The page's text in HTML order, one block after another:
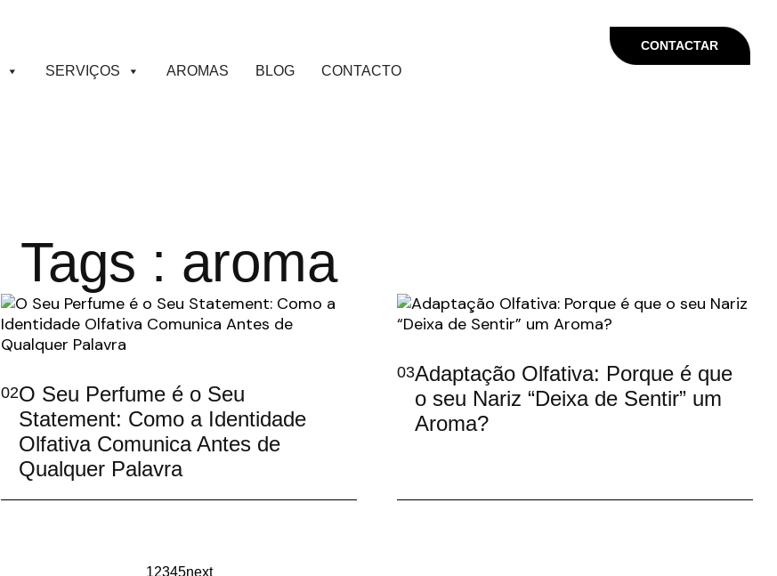
SERVIÇOS AROMAS BLOG CONTACTO
CONTACTAR
Tags : aroma
02O Seu Perfume é o Seu
Statement: Como a Identidade
Olfativa Comunica Antes de
Qualquer Palavra
03Adaptação Olfativa: Porque é que
o seu Nariz “Deixa de Sentir” um
Aroma?
12345next